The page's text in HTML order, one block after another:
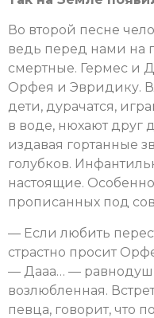
Во второй песне
ведь перед нами на
смертные. Гермес и
Орфея и Эвридику.
дети, дурачатся,
в воде, нюхают друг
издавая гортанные
голубков.
настоящие.
прописанных под
— Если любить
страстно просит
— Дааа… —
возлюбленная.
певца, говорит, что